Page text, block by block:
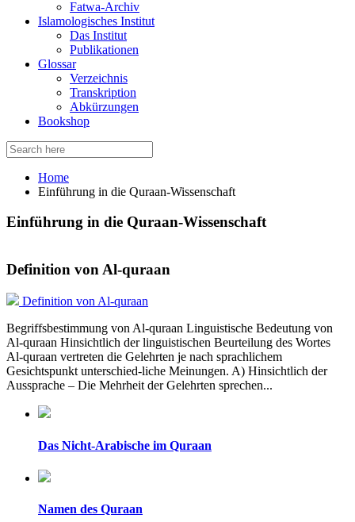
Fatwa-Archiv
Islamologisches Institut
Das Institut
Publikationen
Glossar
Verzeichnis
Transkription
Abkürzungen
Bookshop
Search
for:
Home
Einführung in die Quraan-Wissenschaft
Einführung in die Quraan-Wissenschaft
Definition von Al-quraan
Definition von Al-quraan
Begriffsbestimmung von Al-quraan Linguistische Bedeutung von
Al-quraan Hinsichtlich der linguistischen Beurteilung des Wortes
Al-quraan vertreten die Gelehrten je nach sprachlichem
Gesichtspunkt unterschied-liche Meinungen. A) Hinsichtlich der
Aussprache – Die Mehrheit der Gelehrten sprechen...
Das Nicht-Arabische im Quraan
Namen des Quraan